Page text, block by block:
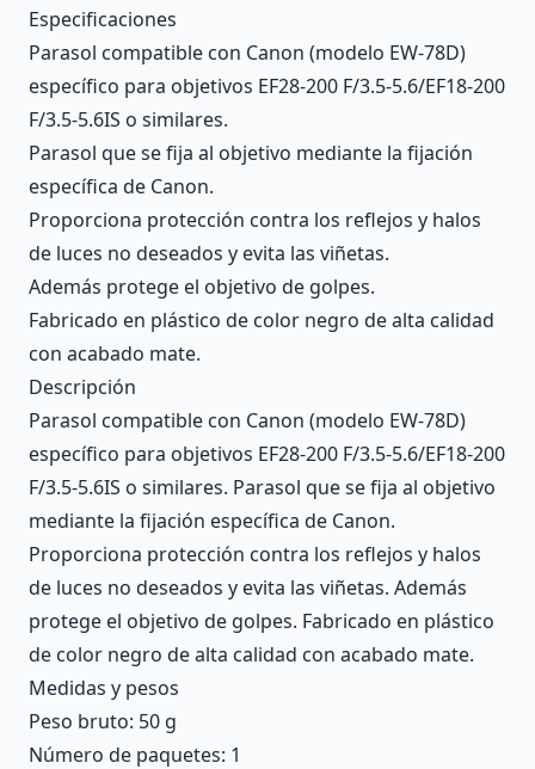
Description
Especificaciones
Parasol compatible con Canon (modelo EW-78D)
específico para objetivos EF28-200 F/3.5-5.6/EF18-200
F/3.5-5.6IS o similares.
Parasol que se fija al objetivo mediante la fijación
específica de Canon.
Proporciona protección contra los reflejos y halos
de luces no deseados y evita las viñetas.
Además protege el objetivo de golpes.
Fabricado en plástico de color negro de alta calidad
con acabado mate.
Descripción
Parasol compatible con Canon (modelo EW-78D)
específico para objetivos EF28-200 F/3.5-5.6/EF18-200
F/3.5-5.6IS o similares. Parasol que se fija al objetivo
mediante la fijación específica de Canon.
Proporciona protección contra los reflejos y halos
de luces no deseados y evita las viñetas. Además
protege el objetivo de golpes. Fabricado en plástico
de color negro de alta calidad con acabado mate.
Medidas y pesos
Peso bruto: 50 g
Número de paquetes: 1